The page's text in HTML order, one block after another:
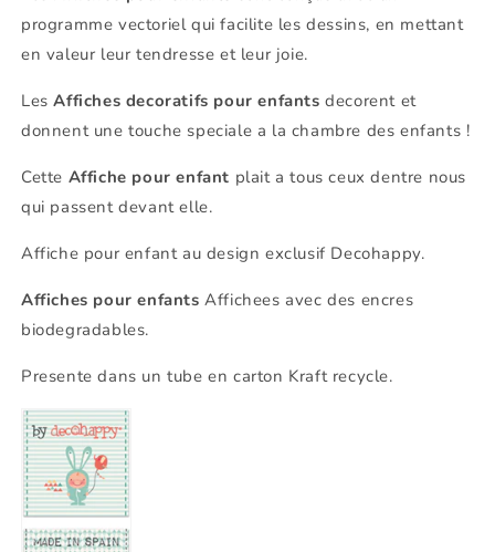
programme vectoriel qui facilite les dessins, en mettant
en valeur leur tendresse et leur joie.
LesAffiches decoratifs pour enfants decorent et
donnent une touche speciale a la chambre des enfants !
Cette Affiche pour enfant plait a tous ceux dentre nous
qui passent devant elle.
Affiche pour enfant au design exclusif Decohappy.
Affiches pour enfants Affichees avec des encres
biodegradables.
Presente dans un tube en carton Kraft recycle.